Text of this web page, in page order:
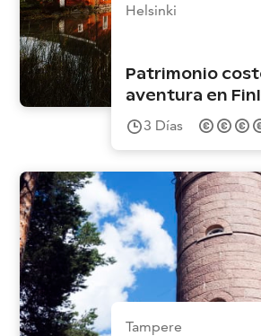
Helsinki
Patrimonio
aventura en
3 Días
Tampere